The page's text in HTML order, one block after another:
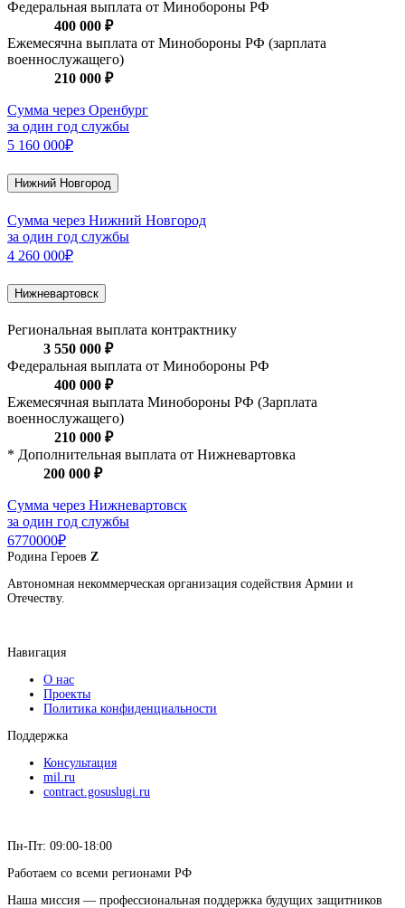
Федеральная выплата от Минобороны РФ
400 000 ₽
Ежемесячна выплата от Минобороны РФ (зарплата
военнослужащего)
210 000 ₽
Сумма через Оренбург
за один год службы
5 160 000₽
Нижний Новгород
Сумма через Нижний Новгород
за один год службы
4 260 000₽
Нижневартовск
Региональная выплата контрактнику
3 550 000 ₽
Федеральная выплата от Минобороны РФ
400 000 ₽
Ежемесячная выплата Минобороны РФ (Зарплата
военнослужащего)
210 000 ₽
* Дополнительная выплата от Нижневартовка
200 000 ₽
Сумма через Нижневартовск
за один год службы
6770000₽
Родина Героев Z
Автономная некоммерческая организация содействия Армии и
Отечеству.
Навигация
О нас
Проекты
Политика конфиденциальности
Поддержка
Консультация
mil.ru
contract.gosuslugi.ru
Пн-Пт: 09:00-18:00
Работаем со всеми регионами РФ
Наша миссия — профессиональная поддержка будущих защитников